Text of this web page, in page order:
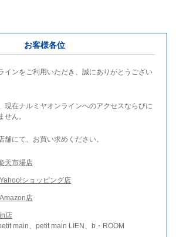
お客様各位
インをご利用いただき、誠にありがとうござい
現在ナルミヤオンラインへのアクセスならびに
ん。
舗にて、お買い求めください。
天市場店
ショッピング店
店
店
main、petit main LIEN、b・ROOM